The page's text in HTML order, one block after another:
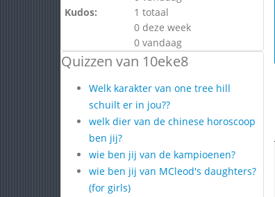
Kudos:
1 totaal
0 deze week
0 vandaag
Quizzen van 10eke8
Welk karakter van one tree hill
schuilt er in jou??
welk dier van de chinese horoscoop
ben jij?
wie ben jij van de kampioenen?
wie ben jij van MCleod's daughters?
(for girls)